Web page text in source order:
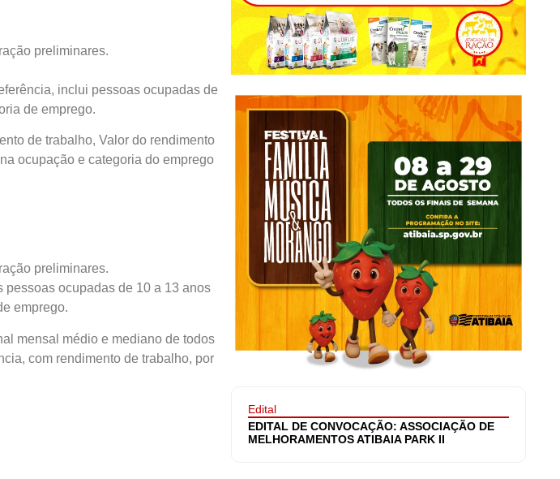
preliminares.
inclui pessoas ocupadas de
de emprego.
de trabalho, Valor do rendimento
ocupação e categoria do emprego
preliminares.
pessoas ocupadas de 10 a 13 anos
emprego.
mensal médio e mediano de todos
com rendimento de trabalho, por
Edital
EDITAL DE CONVOCAÇÃO: ASSOCIAÇÃO DE
MELHORAMENTOS ATIBAIA PARK II